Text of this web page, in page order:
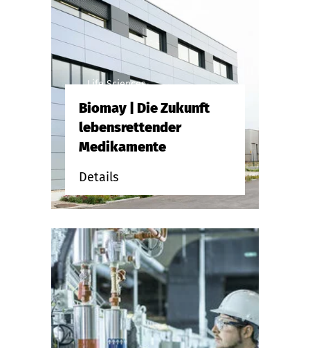
Life Sciences
Biomay | Die Zukunft
lebensrettender
Medikamente
Details